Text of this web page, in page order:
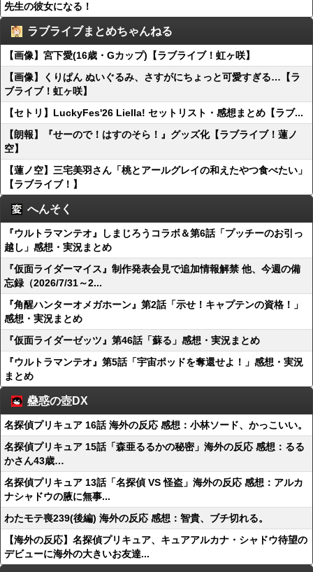
先生の彼女になる！
ラブライブまとめちゃんねる
【画像】宮下愛(16歳・Gカップ)【ラブライブ！虹ヶ咲】
【画像】くりぱん ぬいぐるみ、さすがにちょっと可愛すぎる…【ラ
ブライブ！虹ヶ咲】
【セトリ】LuckyFes'26 Liella! セットリスト・感想まとめ【ラブ...
【朗報】『せーので！はすのそら！』グッズ化【ラブライブ！蓮ノ
空】
【蓮ノ空】三宅美羽さん「桃とアールグレイの和えたやつ食べたい」
【ラブライブ！】
へんそく
『ウルトラマンテオ』しまじろうコラボ＆第6話「プッチーのお引っ
越し」感想・実況まとめ
『仮面ライダーマイス』制作発表会見で追加情報解禁 他、今週の備
忘録（2026/7/31～2...
『角醒ハンターオメガホーン』第2話「示せ！キャプテンの資格！」
感想・実況まとめ
『仮面ライダーゼッツ』第46話「蘇る」感想・実況まとめ
『ウルトラマンテオ』第5話「宇宙ポッドを奪還せよ！」感想・実況
まとめ
蠱惑の壺DX
名探偵プリキュア 16話 海外の反応 感想：小林ソード、かっこいい。
名探偵プリキュア 15話「森亜るるかの秘密」海外の反応 感想：るる
かさん43歳…
名探偵プリキュア 13話「名探偵 VS 怪盗」海外の反応 感想：アルカ
ナシャドウの腋に無事...
わたモテ喪239(後編) 海外の反応 感想：智貴、ブチ切れる。
【海外の反応】名探偵プリキュア、キュアアルカナ・シャドウ待望の
デビューに海外の大きいお友達...